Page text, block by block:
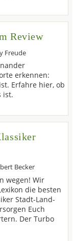
Review
Freude
erkennen:
Erfahre hier, ob
ist.
Becker
wegen! Wir
die besten
Stadt-Land-
Euch
Der Turbo